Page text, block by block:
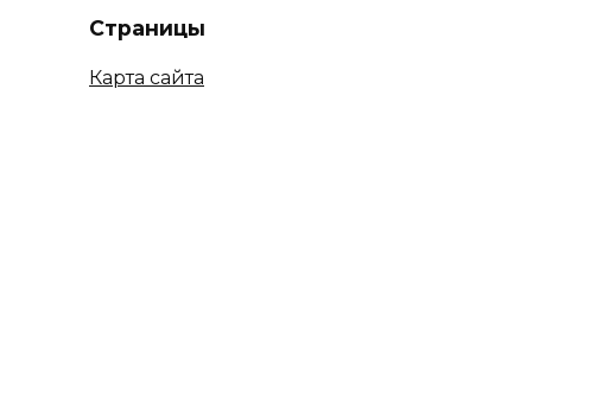
Страницы
Карта сайта